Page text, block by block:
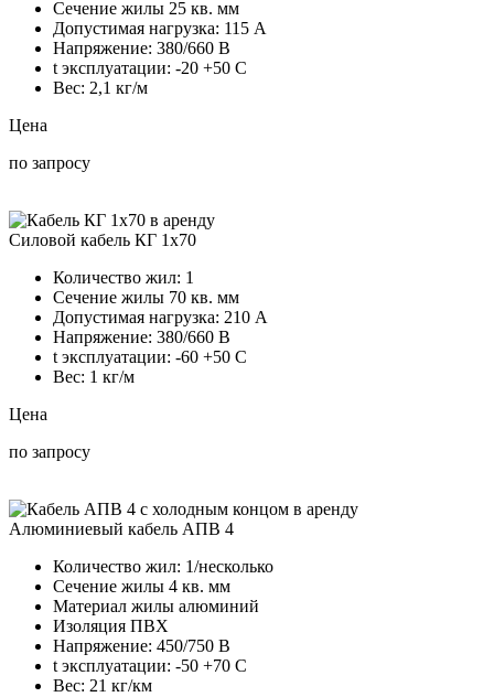
Сечение жилы 25 кв. мм
Допустимая нагрузка: 115 А
Напряжение: 380/660 В
t эксплуатации: -20 +50 C
Вес: 2,1 кг/м
Цена
по запросу
Силовой кабель КГ 1х70
Количество жил: 1
Сечение жилы 70 кв. мм
Допустимая нагрузка: 210 А
Напряжение: 380/660 В
t эксплуатации: -60 +50 C
Вес: 1 кг/м
Цена
по запросу
Алюминиевый кабель АПВ 4
Количество жил: 1/несколько
Сечение жилы 4 кв. мм
Материал жилы алюминий
Изоляция ПВХ
Напряжение: 450/750 В
t эксплуатации: -50 +70 C
Вес: 21 кг/км